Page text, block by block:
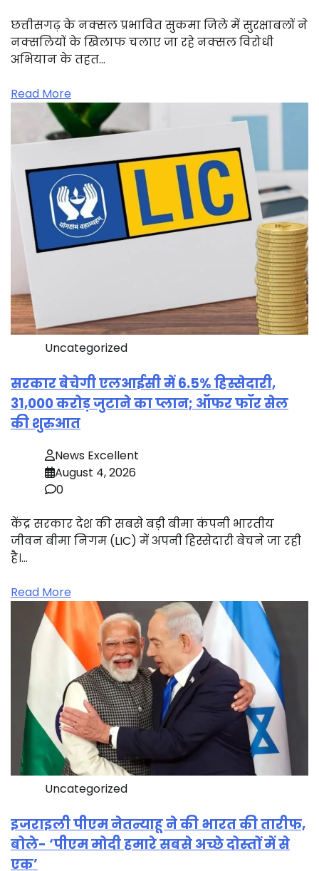
छत्तीसगढ़ के नक्सल प्रभावित सुकमा जिले में सुरक्षाबलों ने
नक्सलियों के खिलाफ चलाए जा रहे नक्सल विरोधी
अभियान के तहत…
Read More
Uncategorized
सरकार बेचेगी एलआईसी में 6.5% हिस्सेदारी,
31,000 करोड़ जुटाने का प्लान; ऑफर फॉर सेल
की शुरुआत
News Excellent
August 4, 2026
0
केंद्र सरकार देश की सबसे बड़ी बीमा कंपनी भारतीय
जीवन बीमा निगम (LIC) में अपनी हिस्सेदारी बेचने जा रही
है।…
Read More
Uncategorized
इजराइली पीएम नेतन्याहू ने की भारत की तारीफ,
बोले- ‘पीएम मोदी हमारे सबसे अच्छे दोस्तों में से
एक’